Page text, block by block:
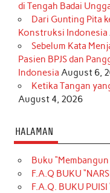
di Tengah Badai
Dari Gunting Pita
Konstruksi Indonesia
Sebelum Kata
Pasien BPJS dan
Indonesia August 6,
Ketika Tangan
August 4, 2026
HALAMAN
Buku
F.A.Q BUKU
F.A.Q. BUKU PUISI